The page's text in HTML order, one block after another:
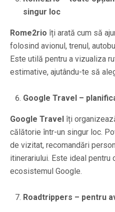
singur loc
Rome2rio îți arată cum să
folosind avionul, trenul,
Este utilă pentru a vizualiza
estimative, ajutându-te să
Google Travel –
Google Travel îți
călătorie într-un singur loc.
de vizitat, recomandări
itinerariului. Este ideal
ecosistemul Google.
Roadtrippers – pentru